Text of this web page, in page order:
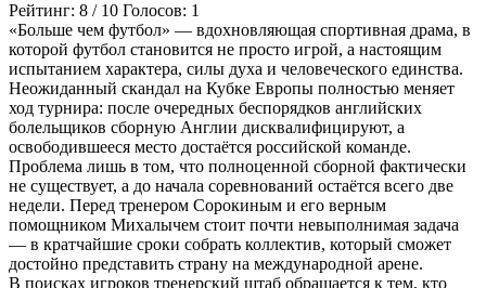
Рейтинг: 8 / 10 Голосов: 1
«Больше чем футбол» — вдохновляющая спортивная драма, в
которой футбол становится не просто игрой, а настоящим
испытанием характера, силы духа и человеческого единства.
Неожиданный скандал на Кубке Европы полностью меняет
ход турнира: после очередных беспорядков английских
болельщиков сборную Англии дисквалифицируют, а
освободившееся место достаётся российской команде.
Проблема лишь в том, что полноценной сборной фактически
не существует, а до начала соревнований остаётся всего две
недели. Перед тренером Сорокиным и его верным
помощником Михалычем стоит почти невыполнимая задача
— в кратчайшие сроки собрать коллектив, который сможет
достойно представить страну на международной арене.
В поисках игроков тренерский штаб обращается к тем, кто